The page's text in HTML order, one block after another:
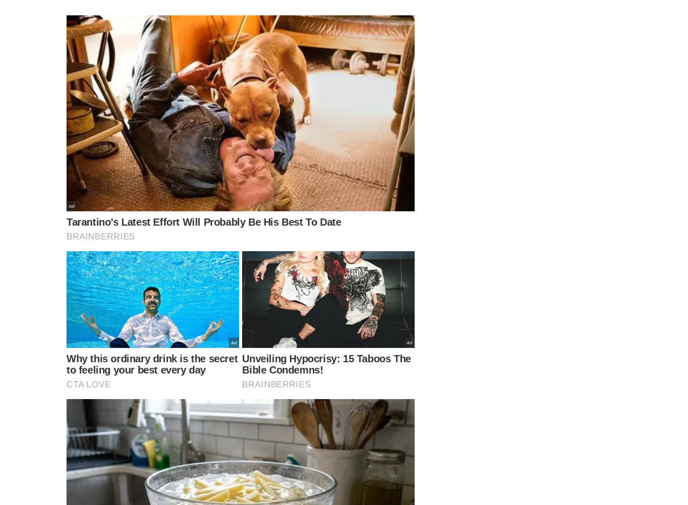
Além disso, sua dieta é bastante variada. Ele pode consumir invertebrados, ovos, alevinos, matéria
orgânica e até espécies protegidas ou vulneráveis, dependendo do ambiente onde está. Essa alimentação
oportunista aumenta sua vantagem sobre animais locais que dependem de recursos mais específicos.
Um dos comportamentos mais preocupantes do caranguejo-peludo-chinês é a escavação. -Imagem gerada por IA
Que danos ele causa nas margens dos rios?
Um dos comportamentos mais preocupantes do caranguejo-peludo-chinês é a escavação. Ele cava
buracos em margens de rios, canais e diques, o que pode enfraquecer o solo e favorecer processos de
erosão. Em áreas urbanas ou agrícolas, isso pode se transformar em prejuízo estrutural.